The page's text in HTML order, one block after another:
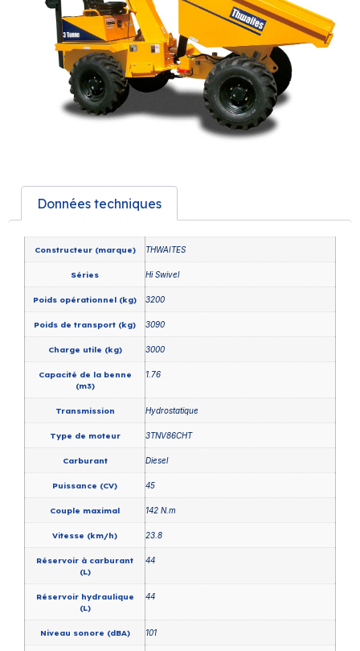
Données techniques
Constructeur (marque) THWAITES
Séries Hi Swivel
Poids opérationnel (kg) 3200
Poids de transport (kg) 3090
Charge utile (kg) 3000
Capacité de la benne
(m3)
1.76
Transmission Hydrostatique
Type de moteur 3TNV86CHT
Carburant Diesel
Puissance (CV) 45
Couple maximal 142 N.m
Vitesse (km/h) 23.8
Réservoir à carburant
(L)
44
Réservoir hydraulique
(L)
44
Niveau sonore (dBA) 101